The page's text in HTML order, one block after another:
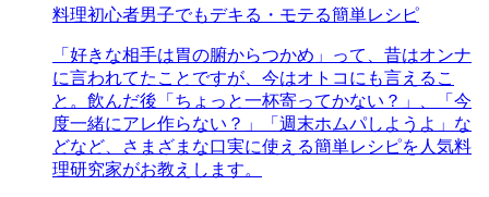
料理初心者男子でもデキる・モテる簡単レシピ
「好きな相手は胃の腑からつかめ」って、昔はオンナ
に言われてたことですが、今はオトコにも言えるこ
と。飲んだ後「ちょっと一杯寄ってかない？」、「今
度一緒にアレ作らない？」「週末ホムパしようよ」な
どなど、さまざまな口実に使える簡単レシピを人気料
理研究家がお教えします。